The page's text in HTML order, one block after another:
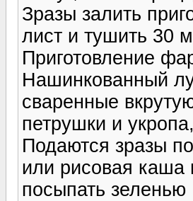
Зразы залить
лист и тушить 30
Приготовление
Нашинкованный
сваренные
петрушки и
Подаются зразы
или рисовая каша
посыпать зеленью